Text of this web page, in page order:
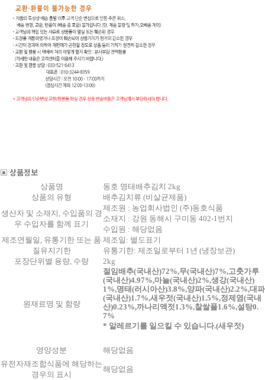
▣ 상품정보
상품명
동호 명태배추김치 2kg
상품의 유형
배추김치류 (비살균제품)
생산자 및 소재지, 수입품의 경
우 수입자를 함께 표기
제조원 : 농업회사법인 (주)동호식품
소재지 : 강원 동해시 구미동 402-1번지
수입원 : 해당없음
제조연월일, 유통기한 또는 품
질유지기한
제조일: 별도표기
유통기한: 제조일로부터 1년 (냉장보관)
포장단위별 용량, 수량
2kg
원재료명 및 함량
절임배추(국내산)72%,무(국내산)7%,고춧가루
(국내산)4.97%,마늘(국내산)2%,생강(국내산)
1%,명태(러시아산)3.8%,양파(국내산)2.2%,대파
(국내산)1.7%,새우젓(국내산)1.5%,정제염(국내
산)0.23%,까나리액젓1.3%,찰쌀풀1.6%,설탕0.
7%
* 알레르기를 일으킬 수 있습니다.(새우젓)
영양성분
해당없음
유전자재조합식품에 해당하는
경우의 표시
해당없음